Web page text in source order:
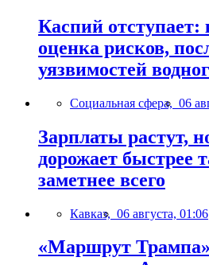
Каспий отступает:
оценка рисков,
уязвимостей
Социальная сфера, 06
Зарплаты растут,
дорожает быстрее
заметнее всего
Кавказ, 06 августа, 01:06
«Маршрут